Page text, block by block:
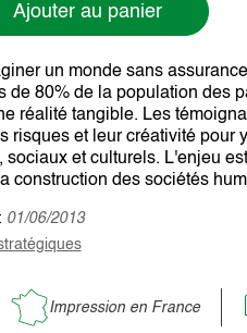
Ajouter au panier
un monde sans
de 80% de la population des
réalité tangible. Les
risques et leur créativité pour
sociaux et culturels. L'enjeu
construction des sociétés
01/06/2013
Impression en France